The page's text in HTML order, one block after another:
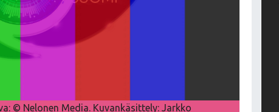
© Nelonen Media. Kuvankäsittely: Jarkko